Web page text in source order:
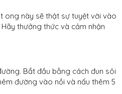
ong này sẽ thật sự tuyệt vời vào
thưởng thức và cảm nhận
Bắt đầu bằng cách đun sôi
đường vào nồi và nấu thêm 5